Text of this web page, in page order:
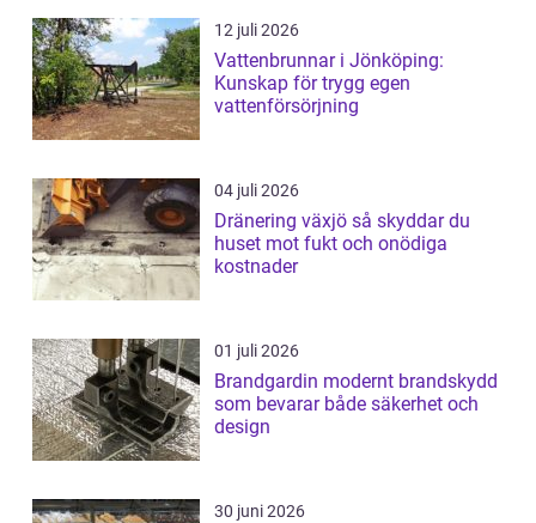
12 juli 2026
Vattenbrunnar i Jönköping:
Kunskap för trygg egen
vattenförsörjning
04 juli 2026
Dränering växjö så skyddar du
huset mot fukt och onödiga
kostnader
01 juli 2026
Brandgardin modernt brandskydd
som bevarar både säkerhet och
design
30 juni 2026